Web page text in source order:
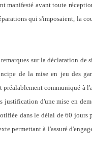
manifesté avant toute
qui s'imposaient, la
sur la déclaration de
de la mise en jeu des
communiqué à
d'une mise en
dans le délai de 60 jours
permettant à l'assuré